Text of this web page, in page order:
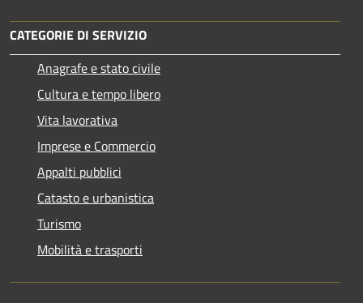
CATEGORIE DI SERVIZIO
Anagrafe e stato civile
Cultura e tempo libero
Vita lavorativa
Imprese e Commercio
Appalti pubblici
Catasto e urbanistica
Turismo
Mobilità e trasporti